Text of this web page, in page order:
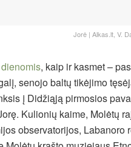
Jorė | Alkas.lt, V.
, kaip ir kasmet –
senojo baltų tikėjimo
į Didžiąją pirmosios
Kulionių kaime, Molėtų
observatorijos, Labanoro